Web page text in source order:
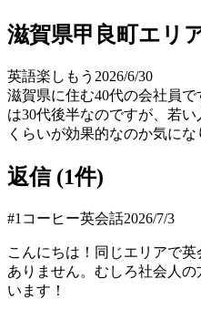
滋賀県甲良町エリ
英語楽しもう 2026/6/30
滋賀県に住む40代の会社員
は30代後半なのですが、若
くらいが効果的なのか気に
返信 (1件)
#1 コーヒー英会話2026/7/3
こんにちは！同じエリアで
ありません。むしろ社会人
います！